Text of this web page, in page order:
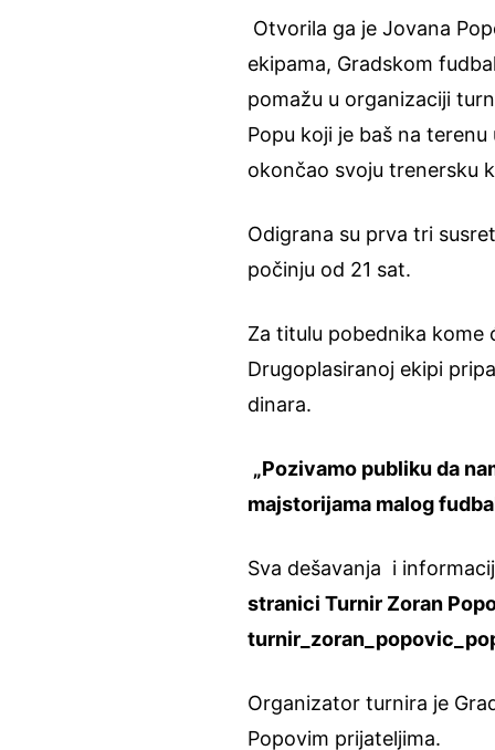
Otvorila ga je Jovana
ekipama, Gradskom
pomažu u organizaciji
Popu koji je baš na
okončao svoju trenersku
Odigrana su prva tri
počinju od 21 sat.
Za titulu pobednika kome
Drugoplasiranoj ekipi
dinara.
„Pozivamo publiku da
majstorijama malog
Sva dešavanja i
stranici Turnir Zoran
Organizator turnira je
Popovim prijateljima.